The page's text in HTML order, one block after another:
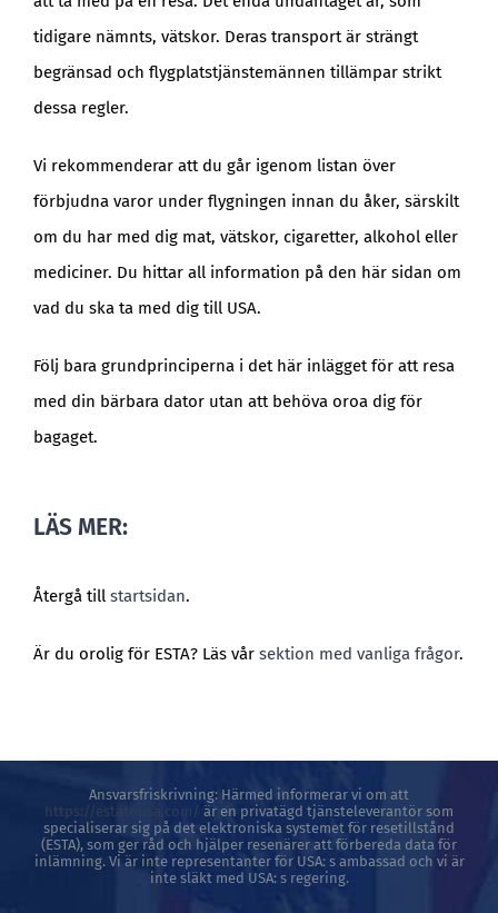
tidigare nämnts, vätskor. Deras transport är strängt
begränsad och flygplatstjänstemännen tillämpar strikt
dessa regler.
Vi rekommenderar att du går igenom listan över
förbjudna varor under flygningen innan du åker, särskilt
om du har med dig mat, vätskor, cigaretter, alkohol eller
mediciner. Du hittar all information på den här sidan om
vad du ska ta med dig till USA.
Följ bara grundprinciperna i det här inlägget för att resa
med din bärbara dator utan att behöva oroa dig för
bagaget.
LÄS MER:
Återgå till startsidan.
Är du orolig för ESTA? Läs vår sektion med vanliga frågor.
Ansvarsfriskrivning: Härmed informerar vi om att
https://estatousa.com/ är en privatägd tjänsteleverantör som
specialiserar sig på det elektroniska systemet för resetillstånd
(ESTA), som ger råd och hjälper resenärer att förbereda data för
inlämning. Vi är inte representanter för USA: s ambassad och vi är
inte släkt med USA: s regering.